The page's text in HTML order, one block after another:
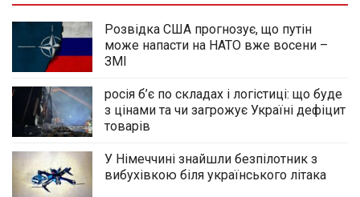
Розвідка США прогнозує, що путін
може напасти на НАТО вже восени –
ЗМІ
росія б’є по складах і логістиці: що буде
з цінами та чи загрожує Україні дефіцит
товарів
У Німеччині знайшли безпілотник з
вибухівкою біля українського літака